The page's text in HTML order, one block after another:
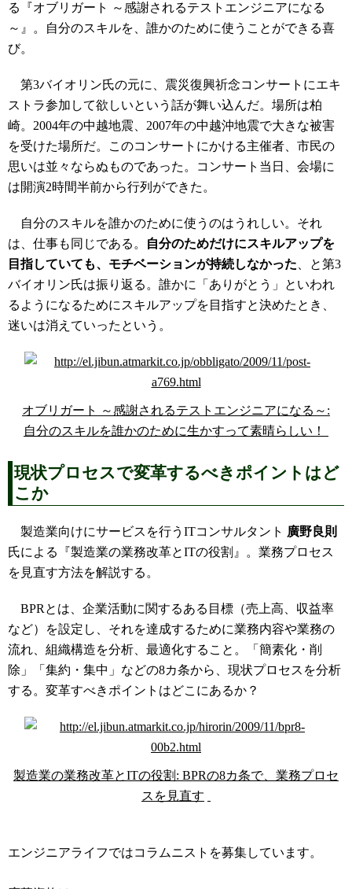
る『オブリガート ～感謝されるテストエンジニアになる
～』。自分のスキルを、誰かのために使うことができる喜
び。
第3バイオリン氏の元に、震災復興祈念コンサートにエキ
ストラ参加して欲しいという話が舞い込んだ。場所は柏
崎。2004年の中越地震、2007年の中越沖地震で大きな被害
を受けた場所だ。このコンサートにかける主催者、市民の
思いは並々ならぬものであった。コンサート当日、会場に
は開演2時間半前から行列ができた。
自分のスキルを誰かのために使うのはうれしい。それ
は、仕事も同じである。
自分のためだけにスキルアップを
目指していても、モチベーションが持続しなかった 、と第3
バイオリン氏は振り返る。誰かに「ありがとう」といわれ
るようになるためにスキルアップを目指すと決めたとき、
迷いは消えていったという。
オブリガート ～感謝されるテストエンジニアになる～:
自分のスキルを誰かのために生かすって素晴らしい！
現状プロセスで変革するべきポイントはど
こか
製造業向けにサービスを行うITコンサルタント 廣野良則
氏による『製造業の業務改革とITの役割』。業務プロセス
を見直す方法を解説する。
BPRとは、企業活動に関するある目標（売上高、収益率
など）を設定し、それを達成するために業務内容や業務の
流れ、組織構造を分析、最適化すること。「簡素化・削
除」「集約・集中」などの8カ条から、現状プロセスを分析
する。変革すべきポイントはどこにあるか？
製造業の業務改革とITの役割: BPRの8カ条で、業務プロセ
スを見直す
エンジニアライフではコラムニストを募集しています。